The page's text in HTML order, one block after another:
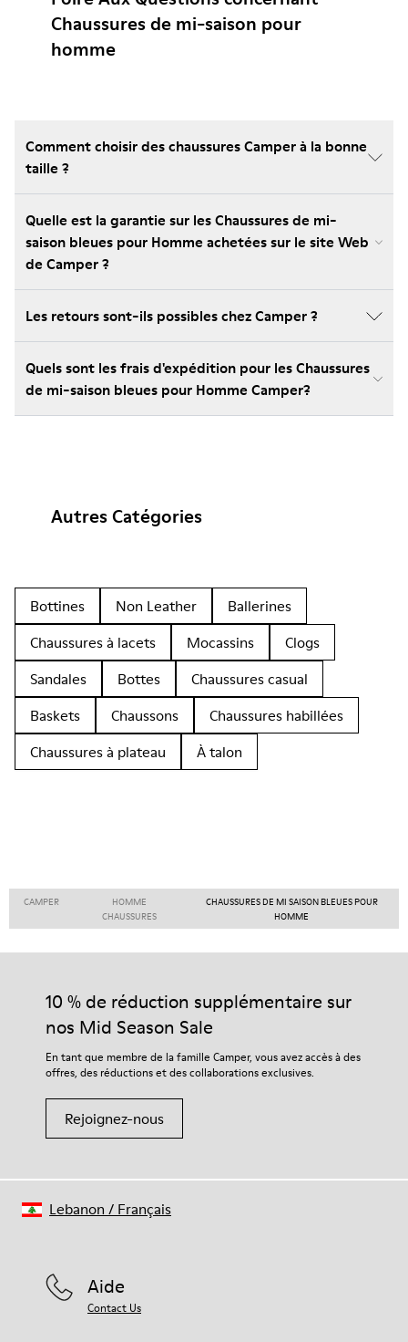
Chaussures de mi-saison pour
homme
Comment choisir des chaussures Camper à la bonne
taille ?
Quelle est la garantie sur les Chaussures de mi-
saison bleues pour Homme achetées sur le site Web
de Camper ?
Les retours sont-ils possibles chez Camper ?
Quels sont les frais d'expédition pour les Chaussures
de mi-saison bleues pour Homme Camper?
Autres Catégories
Bottines Non Leather
Ballerines
Chaussures à lacets
Mocassins
Clogs
Sandales
Bottes
Chaussures casual
Baskets
Chaussons
Chaussures habillées
Chaussures à plateau
À talon
CAMPER
HOMME
CHAUSSURES
CHAUSSURES DE MI SAISON BLEUES POUR
HOMME
10 % de réduction supplémentaire sur
nos Mid Season Sale
En tant que membre de la famille Camper, vous avez accès à des
offres, des réductions et des collaborations exclusives.
Rejoignez-nous
Aide
Contact Us
Lebanon / Français